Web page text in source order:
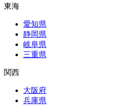
東海
愛知県
静岡県
岐阜県
三重県
関西
大阪府
兵庫県